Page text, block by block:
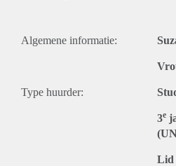
Algemene informatie:
Type huurder:
3e
Lid